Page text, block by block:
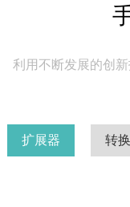
利用不断发展的创
扩展器 转